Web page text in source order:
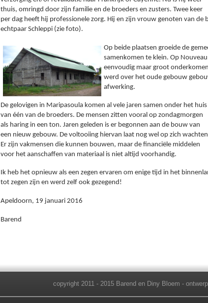
thuis, omringd door zijn familie en de broeders en zusters. Twee keer
per dag heeft hij professionele zorg. Hij en zijn vrouw genoten van de
echtpaar Schleppi (zie foto).
Op beide plaatsen groeide de
samenkomen te klein. Op
eenvoudig maar groot
werd over het oude gebouw
afwerking.
De gelovigen in Maripasoula komen al vele jaren samen onder het huis
van één van de broeders. De mensen zitten vooral op zondagmorgen
als haring in een ton. Jaren geleden is er begonnen aan de bouw van
een nieuw gebouw. De voltooiing hiervan laat nog wel op zich
Er zijn vakmensen die kunnen bouwen, maar de financiële middelen
voor het aanschaffen van materiaal is niet altijd voorhandig.
Ik heb het opnieuw als een zegen ervaren om enige tijd in het
tot zegen zijn en werd zelf ook gezegend!
Apeldoorn, 19 januari 2016
Barend
copyright 2011 - 2015 Barend en Diny Bloem -